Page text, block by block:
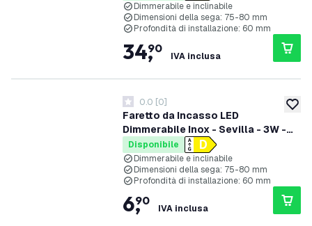
Dimmerabile e inclinabile
Dimensioni della sega: 75-80 mm
Profondità di installazione: 60 mm
34,
90
IVA inclusa
Faretto da Incasso LED
Dimmerabile Inox - Sevilla - 3W -
2700K - 92mm - Quadrato
0 stelle di valutazione
0.0 [0]
Disponibile
Dimmerabile e inclinabile
Dimensioni della sega: 75-80 mm
Profondità di installazione: 60 mm
6,
90
IVA inclusa